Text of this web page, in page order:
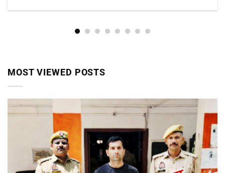
MOST VIEWED POSTS